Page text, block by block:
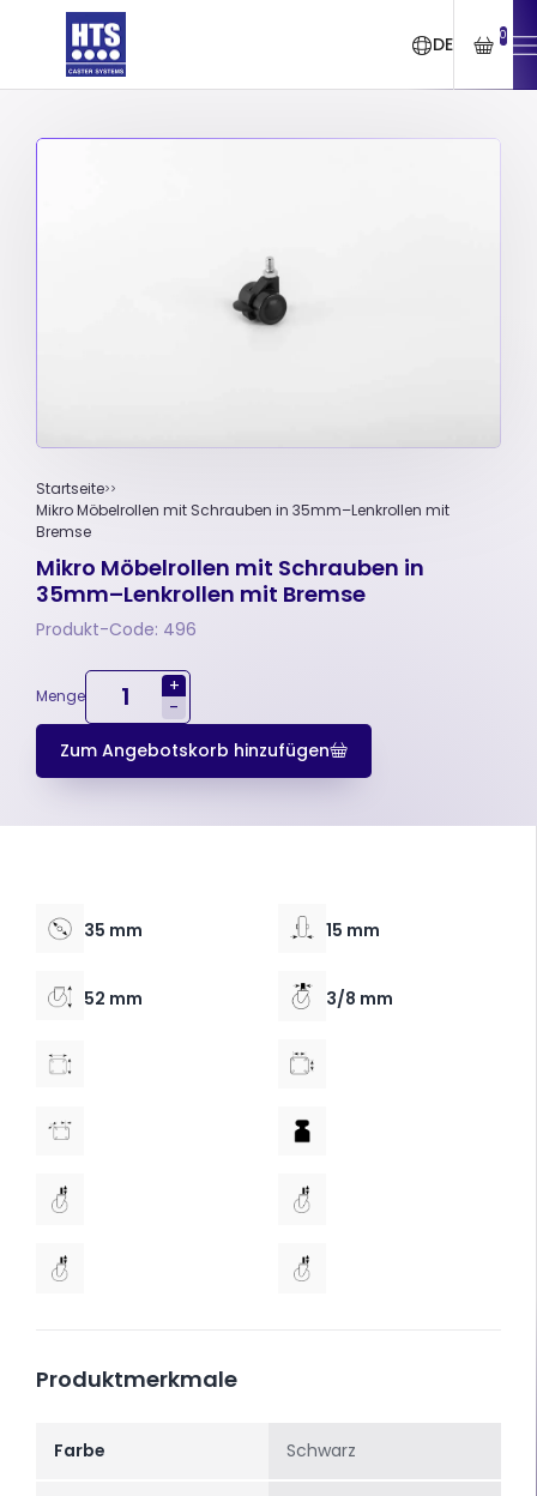
DE 0
Startseite
Mikro Möbelrollen mit Schrauben in 35mm–Lenkrollen mit
Bremse
Mikro Möbelrollen mit Schrauben in
35mm–Lenkrollen mit Bremse
Produkt-Code: 496
Menge
+
-
Zum Angebotskorb hinzufügen
35 mm 15 mm
52 mm 3/8 mm
Produktmerkmale
Farbe Schwarz